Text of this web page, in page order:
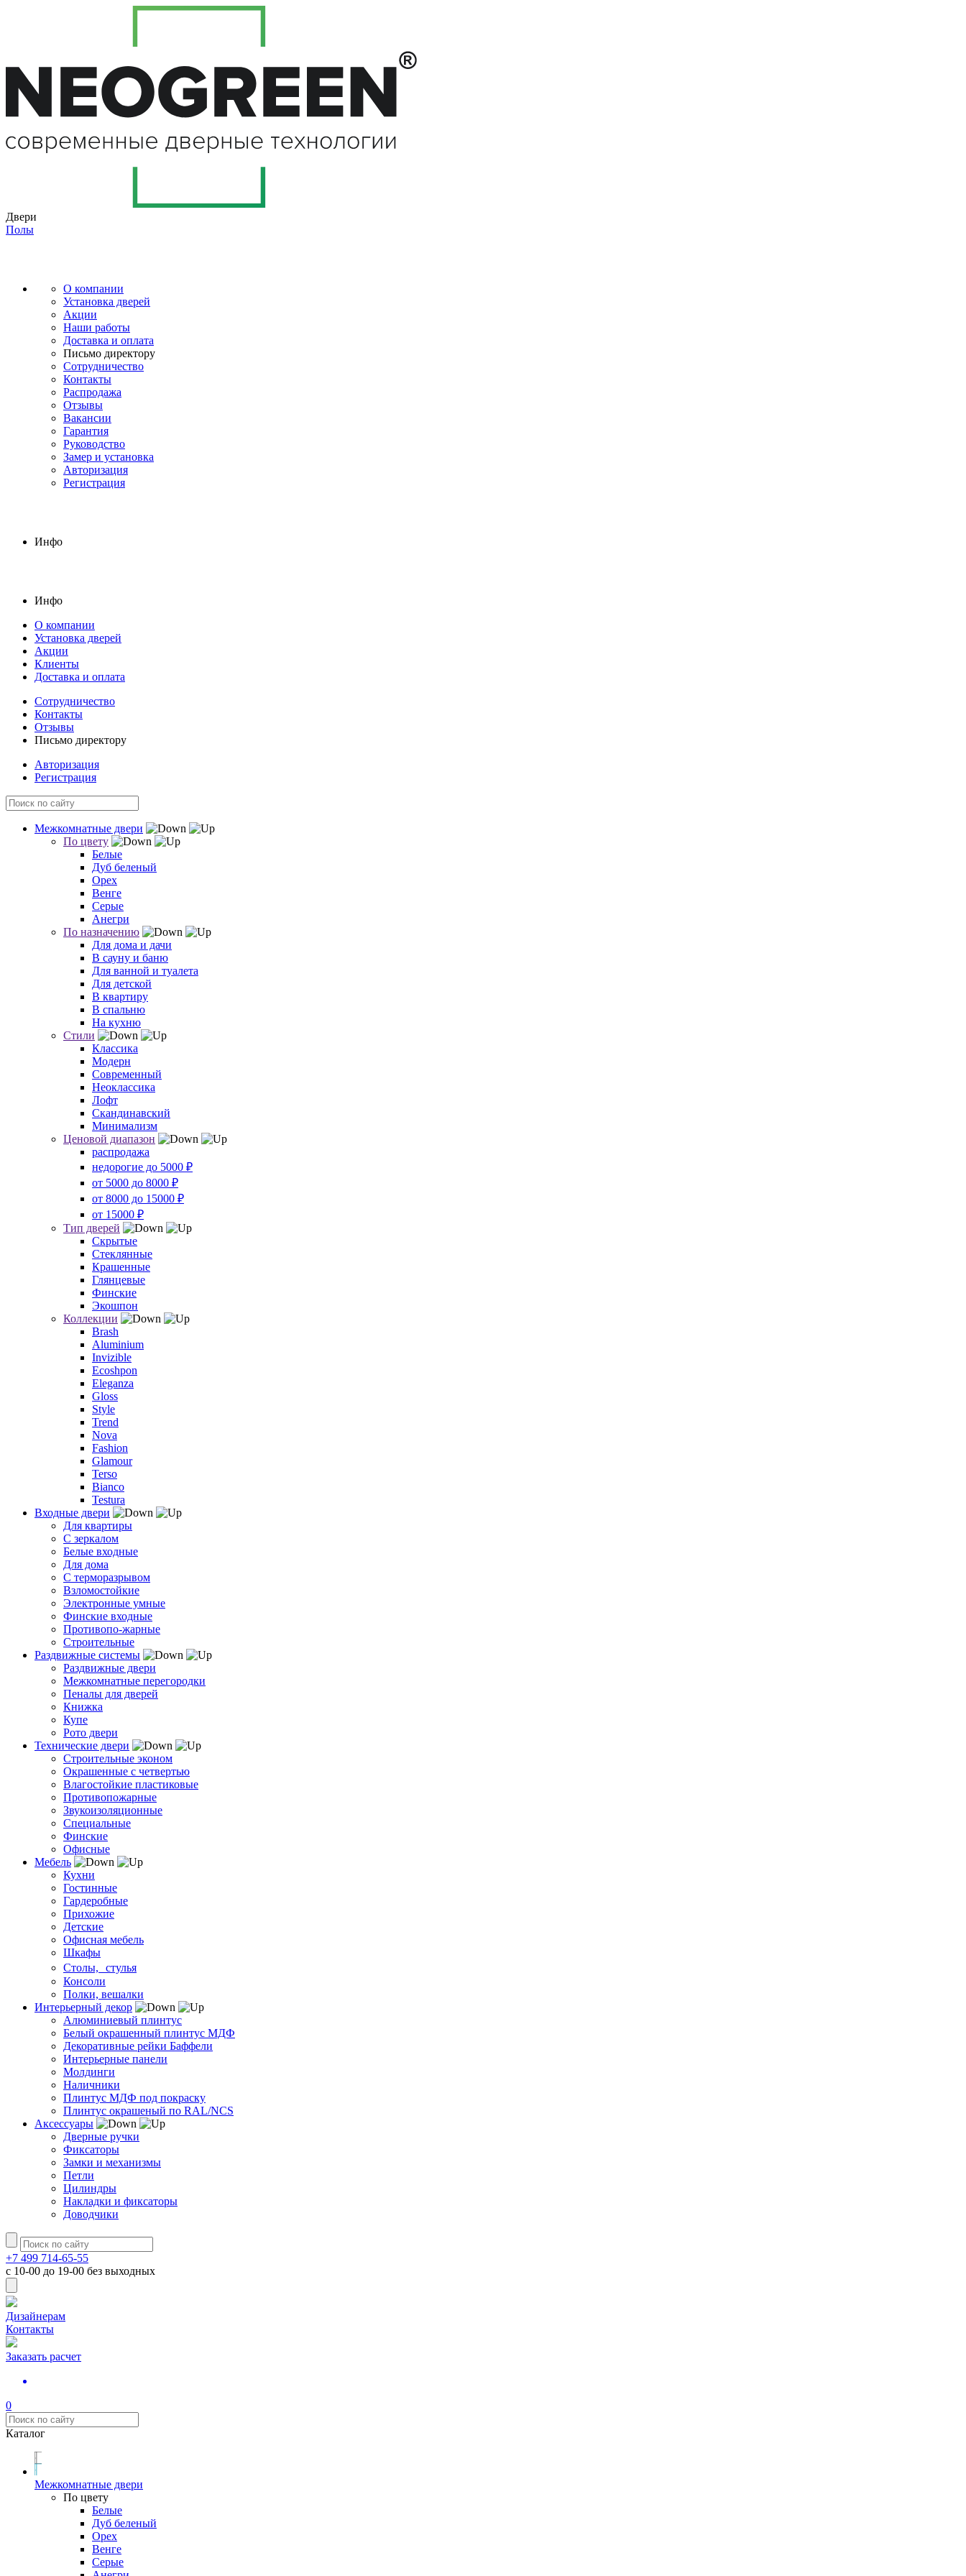
Двери
Полы
О компании
Установка дверей
Акции
Наши работы
Доставка и оплата
Письмо директору
Сотрудничество
Контакты
Распродажа
Отзывы
Вакансии
Гарантия
Руководство
Замер и установка
Авторизация
Регистрация
Инфо
Инфо
О компании
Установка дверей
Акции
Клиенты
Доставка и оплата
Сотрудничество
Контакты
Отзывы
Письмо директору
Авторизация
Регистрация
Межкомнатные двери
По цвету
Белые
Дуб беленый
Орех
Венге
Серые
Анегри
По назначению
Для дома и дачи
В сауну и баню
Для ванной и туалета
Для детской
В квартиру
В спальню
На кухню
Стили
Классика
Модерн
Современный
Неоклассика
Лофт
Скандинавский
Минимализм
Ценовой диапазон
распродажа
недорогие до 5000 ₽
от 5000 до 8000 ₽
от 8000 до 15000 ₽
от 15000 ₽
Тип дверей
Скрытые
Стеклянные
Крашенные
Глянцевые
Финские
Экошпон
Коллекции
Brash
Aluminium
Invizible
Ecoshpon
Eleganza
Gloss
Style
Trend
Nova
Fashion
Glamour
Terso
Bianco
Testura
Входные двери
Для квартиры
С зеркалом
Белые входные
Для дома
С терморазрывом
Взломостойкие
Электронные умные
Финские входные
Противопо-жарные
Строительные
Раздвижные системы
Раздвижные двери
Межкомнатные перегородки
Пеналы для дверей
Книжка
Купе
Рото двери
Технические двери
Строительные эконом
Окрашенные с четвертью
Влагостойкие пластиковые
Противопожарные
Звукоизоляционные
Специальные
Финские
Офисные
Мебель
Кухни
Гостинные
Гардеробные
Прихожие
Детские
Офисная мебель
Шкафы
Столы, стулья
Консоли
Полки, вешалки
Интерьерный декор
Алюминиевый плинтус
Белый окрашенный плинтус МДФ
Декоративные рейки Баффели
Интерьерные панели
Молдинги
Наличники
Плинтус МДФ под покраску
Плинтус окрашеный по RAL/NCS
Аксессуары
Дверные ручки
Фиксаторы
Замки и механизмы
Петли
Цилиндры
Накладки и фиксаторы
Доводчики
+7 499 714-65-55
с 10-00 до 19-00 без выходных
Дизайнерам
Контакты
Заказать расчет
0
Каталог
Межкомнатные двери
По цвету
Белые
Дуб беленый
Орех
Венге
Серые